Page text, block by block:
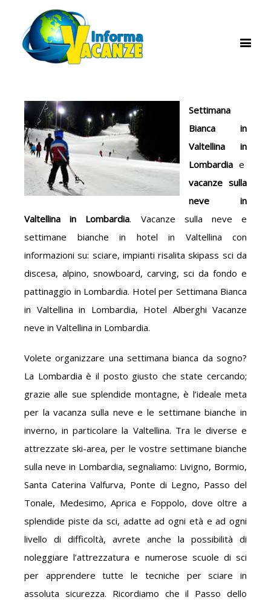
Settimana
Bianca in
Valtellina in
Lombardia e
vacanze sulla
neve in
Valtellina in Lombardia. Vacanze sulla neve e
settimane bianche in hotel in Valtellina con
informazioni su: sciare, impianti risalita skipass sci da
discesa, alpino, snowboard, carving, sci da fondo e
pattinaggio in Lombardia. Hotel per Settimana Bianca
in Valtellina in Lombardia, Hotel Alberghi Vacanze
neve in Valtellina in Lombardia.
Volete organizzare una settimana bianca da sogno?
La Lombardia è il posto giusto che state cercando;
grazie alle sue splendide montagne, è l’ideale meta
per la vacanza sulla neve e le settimane bianche in
inverno, in particolare la Valtellina. Tra le diverse e
attrezzate ski-area, per le vostre settimane bianche
sulla neve in Lombardia, segnaliamo: Livigno, Bormio,
Santa Caterina Valfurva, Ponte di Legno, Passo del
Tonale, Medesimo, Aprica e Foppolo, dove oltre a
splendide piste da sci, adatte ad ogni età e ad ogni
livello di difficoltà, avrete anche la possibilità di
noleggiare l’attrezzatura e numerose scuole di sci
per apprendere tutte le tecniche per sciare in
assoluta sicurezza. Ricordiamo che il Passo dello